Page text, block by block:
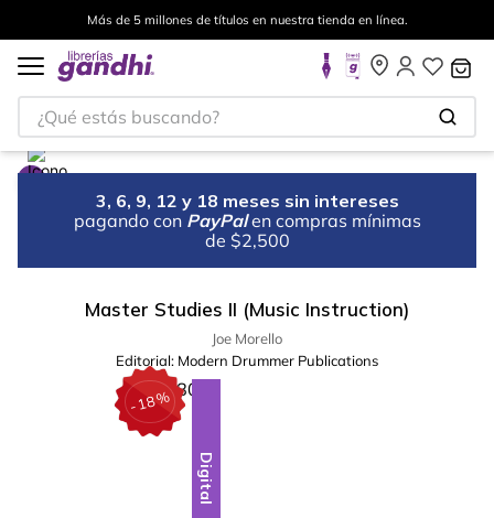
Más de 5 millones de títulos en nuestra tienda en línea.
¿Qué estás buscando?
3, 6, 9, 12 y 18 meses sin intereses
pagando con PayPal en compras mínimas
de $2,500
Master Studies II (Music Instruction)
Joe Morello
Editorial: Modern Drummer Publications
-18%
Digital